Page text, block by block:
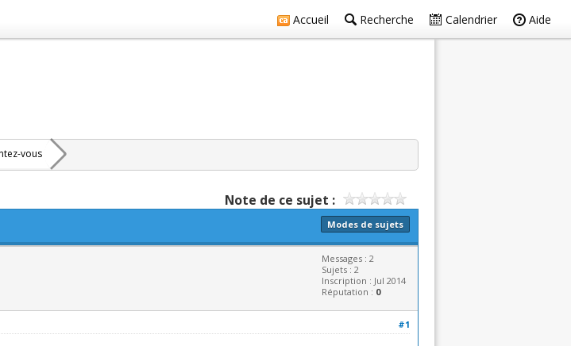
Accueil Recherche Calendrier Aide
vous
Note de ce sujet :
Modes de sujets
Messages : 2
Sujets : 2
Inscription : Jul 2014
Réputation : 0
#1